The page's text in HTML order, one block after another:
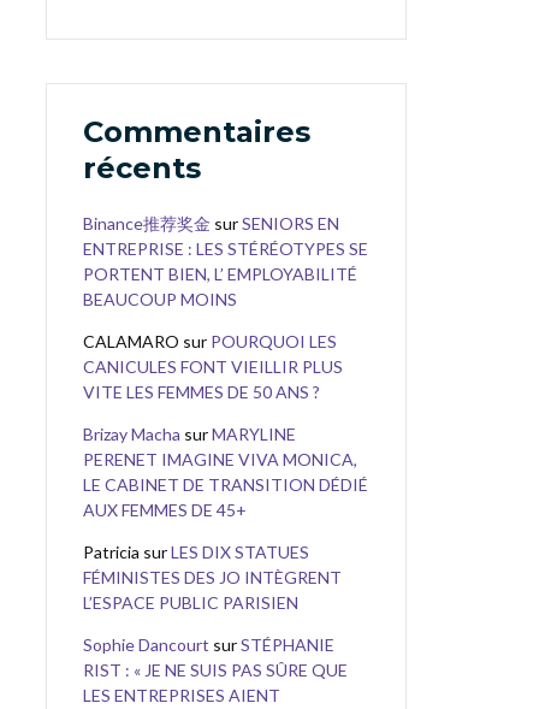
Commentaires
récents
Binance推荐奖金 surSENIORS EN
ENTREPRISE : LES STÉRÉOTYPES SE
PORTENT BIEN, L’ EMPLOYABILITÉ
BEAUCOUP MOINS
CALAMARO sur POURQUOI LES
CANICULES FONT VIEILLIR PLUS
VITE LES FEMMES DE 50 ANS ?
Brizay Macha surMARYLINE
PERENET IMAGINE VIVA MONICA,
LE CABINET DE TRANSITION DÉDIÉ
AUX FEMMES DE 45+
Patricia surLES DIX STATUES
FÉMINISTES DES JO INTÈGRENT
L’ESPACE PUBLIC PARISIEN
Sophie Dancourt surSTÉPHANIE
RIST : « JE NE SUIS PAS SÛRE QUE
LES ENTREPRISES AIENT